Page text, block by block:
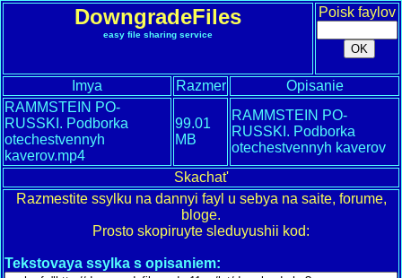
DowngradeFiles
easy file sharing service
Poisk faylov
Imya Razmer
Opisanie
RAMMSTEIN PO-
RUSSKI. Podborka
otechestvennyh
kaverov.mp4
99.01
MB
RAMMSTEIN PO-
RUSSKI. Podborka
otechestvennyh kaverov
Skachat'
Razmestite ssylku na dannyi fayl u sebya na saite, forume,
bloge.
Prosto skopiruyte sleduyushii kod:
Tekstovaya ssylka s opisaniem: